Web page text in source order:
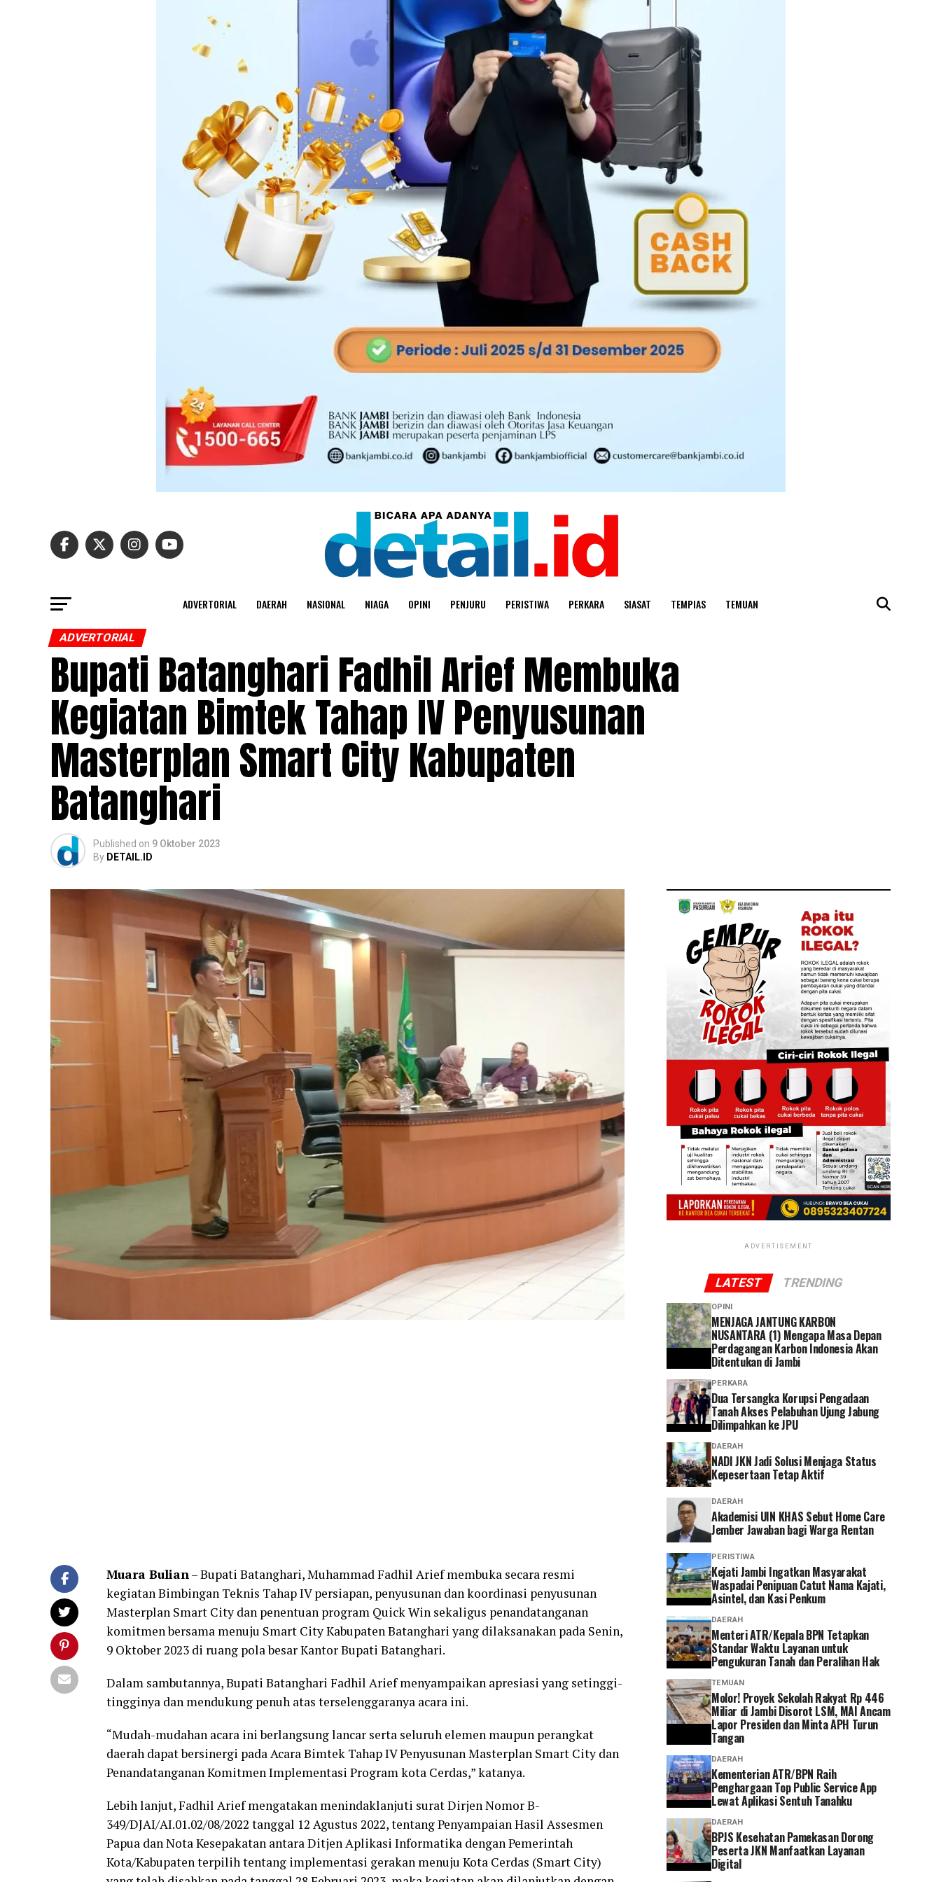
ADVERTORIAL DAERAH NASIONAL NIAGA OPINI PENJURU PERISTIWA PERKARA SIASAT TEMPIAS TEMUAN
ADVERTORIAL
Bupati Batanghari Fadhil Arief Membuka
Kegiatan Bimtek Tahap IV Penyusunan
Masterplan Smart City Kabupaten
Batanghari
Published on 9 Oktober 2023
By DETAIL.ID
Muara Bulian– Bupati Batanghari, Muhammad Fadhil Arief membuka secara resmi
kegiatan Bimbingan Teknis Tahap IV persiapan, penyusunan dan koordinasi penyusunan
Masterplan Smart City dan penentuan program Quick Win sekaligus penandatanganan
komitmen bersama menuju Smart City Kabupaten Batanghari yang dilaksanakan pada Senin,
9 Oktober 2023 di ruang pola besar Kantor Bupati Batanghari.
Dalam sambutannya, Bupati Batanghari Fadhil Arief menyampaikan apresiasi yang setinggi-
tingginya dan mendukung penuh atas terselenggaranya acara ini.
“Mudah-mudahan acara ini berlangsung lancar serta seluruh elemen maupun perangkat
daerah dapat bersinergi pada Acara Bimtek Tahap IV Penyusunan Masterplan Smart City dan
Penandatanganan Komitmen Implementasi Program kota Cerdas,” katanya.
Lebih lanjut, Fadhil Arief mengatakan menindaklanjuti surat Dirjen Nomor B-
349/DJAI/AI.01.02/08/2022 tanggal 12 Agustus 2022, tentang Penyampaian Hasil Assesmen
Papua dan Nota Kesepakatan antara Ditjen Aplikasi Informatika dengan Pemerintah
Kota/Kabupaten terpilih tentang implementasi gerakan menuju Kota Cerdas (Smart City)
ADVERTISEMENT
LATEST TRENDING
OPINI
MENJAGA JANTUNG KARBON
NUSANTARA (1) Mengapa Masa Depan
Perdagangan Karbon Indonesia Akan
Ditentukan di Jambi
PERKARA
Dua Tersangka Korupsi Pengadaan
Tanah Akses Pelabuhan Ujung Jabung
Dilimpahkan ke JPU
DAERAH
NADI JKN Jadi Solusi Menjaga Status
Kepesertaan Tetap Aktif
DAERAH
Akademisi UIN KHAS Sebut Home Care
Jember Jawaban bagi Warga Rentan
PERISTIWA
‎Kejati Jambi Ingatkan Masyarakat
Waspadai Penipuan Catut Nama Kajati,
Asintel, dan Kasi Penkum
DAERAH
Menteri ATR/Kepala BPN Tetapkan
Standar Waktu Layanan untuk
Pengukuran Tanah dan Peralihan Hak
TEMUAN
Molor! Proyek Sekolah Rakyat Rp 446
Miliar di Jambi Disorot LSM, MAI Ancam
Lapor Presiden dan Minta APH Turun
Tangan
DAERAH
Kementerian ATR/BPN Raih
Penghargaan Top Public Service App
Lewat Aplikasi Sentuh Tanahku
DAERAH
BPJS Kesehatan Pamekasan Dorong
Peserta JKN Manfaatkan Layanan
Digital